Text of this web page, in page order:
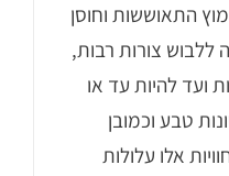
התאוששות וחוסן
ללבוש צורות רבות,
ועד להיות עד או
טבע וכמובן
אלו עלולות